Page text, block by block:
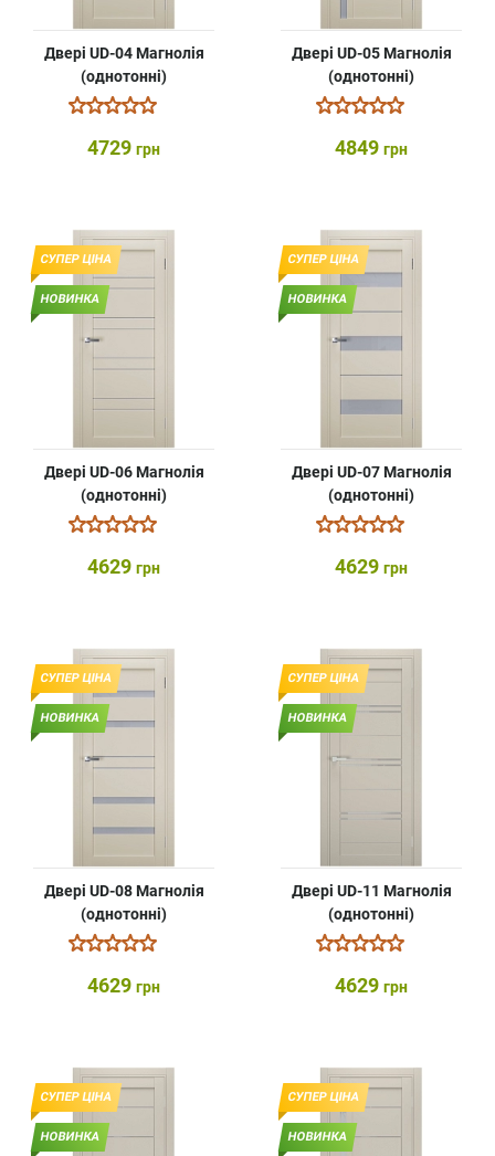
Двері UD-04 Магнолія
(однотонні)
4729 грн
Двері UD-05 Магнолія
(однотонні)
4849 грн
СУПЕР ЦІНА
НОВИНКА
Двері UD-06 Магнолія
(однотонні)
4629 грн
СУПЕР ЦІНА
НОВИНКА
Двері UD-07 Магнолія
(однотонні)
4629 грн
СУПЕР ЦІНА
НОВИНКА
Двері UD-08 Магнолія
(однотонні)
4629 грн
СУПЕР ЦІНА
НОВИНКА
Двері UD-11 Магнолія
(однотонні)
4629 грн
СУПЕР ЦІНА
НОВИНКА
СУПЕР ЦІНА
НОВИНКА